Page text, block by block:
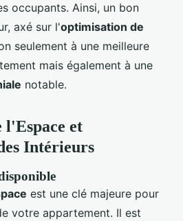
occupants. Ainsi, un bon
axé sur l'optimisation de
seulement à une meilleure
mais également à une
notable.
et
Intérieurs
est une clé majeure pour
votre appartement. Il est